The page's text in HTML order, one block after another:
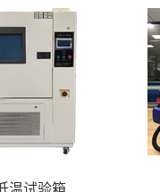
温试验箱